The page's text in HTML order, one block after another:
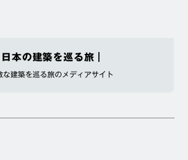
本の建築を巡る旅｜
建築を巡る旅のメディアサイト